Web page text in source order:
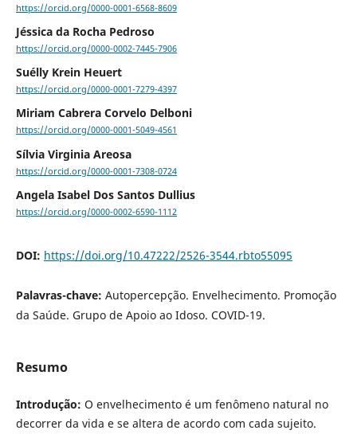
https://orcid.org/0000-0001-6568-8609
Jéssica da Rocha Pedroso
https://orcid.org/0000-0002-7445-7906
Suélly Krein Heuert
https://orcid.org/0000-0001-7279-4397
Miriam Cabrera Corvelo Delboni
https://orcid.org/0000-0001-5049-4561
Sílvia Virginia Areosa
https://orcid.org/0000-0001-7308-0724
Angela Isabel Dos Santos Dullius
https://orcid.org/0000-0002-6590-1112
DOI: https://doi.org/10.47222/2526-3544.rbto55095
Palavras-chave: Autopercepção. Envelhecimento. Promoção
da Saúde. Grupo de Apoio ao Idoso. COVID-19.
Resumo
Introdução: O envelhecimento é um fenômeno natural no
decorrer da vida e se altera de acordo com cada sujeito.